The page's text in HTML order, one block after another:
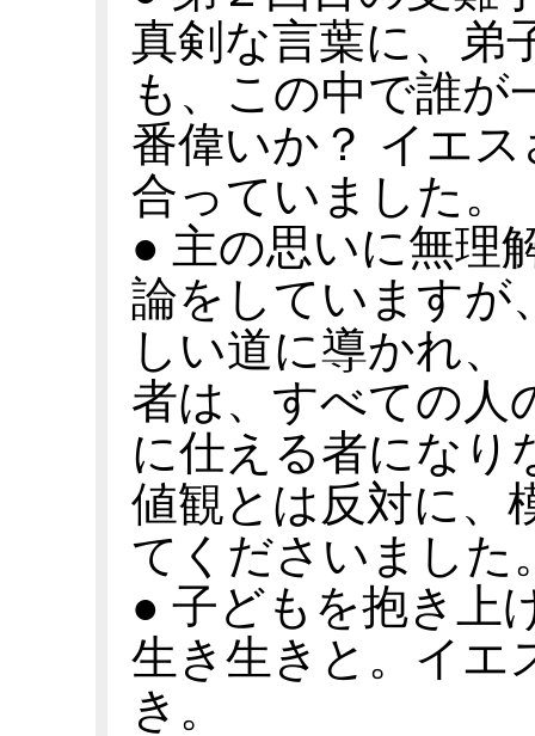
真剣な言葉に、弟
も、この中で誰が
番偉いか？ イエ
合っていました。
● 主の思いに無理
論をしていますが
しい道に導かれ、
者は、すべての人
に仕える者になり
値観とは反対に、
てくださいました
● 子どもを抱き上
生き生きと。イエ
き。